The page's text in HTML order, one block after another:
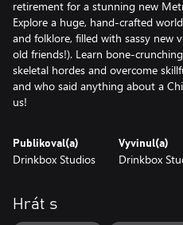
retirement for a stunning new
Explore a huge, hand-crafted
and folklore, filled with sassy new
old friends!). Learn bone-
skeletal hordes and overcome
and who said anything about a
us!
Publikoval(a)
Drinkbox Studios
Vyvinul(a)
Drinkbox
Hrát s